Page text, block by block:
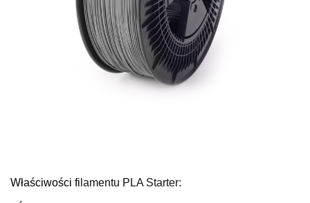
Właściwości fi lamentu PLA Starter: